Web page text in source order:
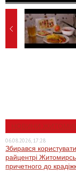
НОВИНИ
06.08.2026, 17:28
Збирався
райцентрі
причетного до